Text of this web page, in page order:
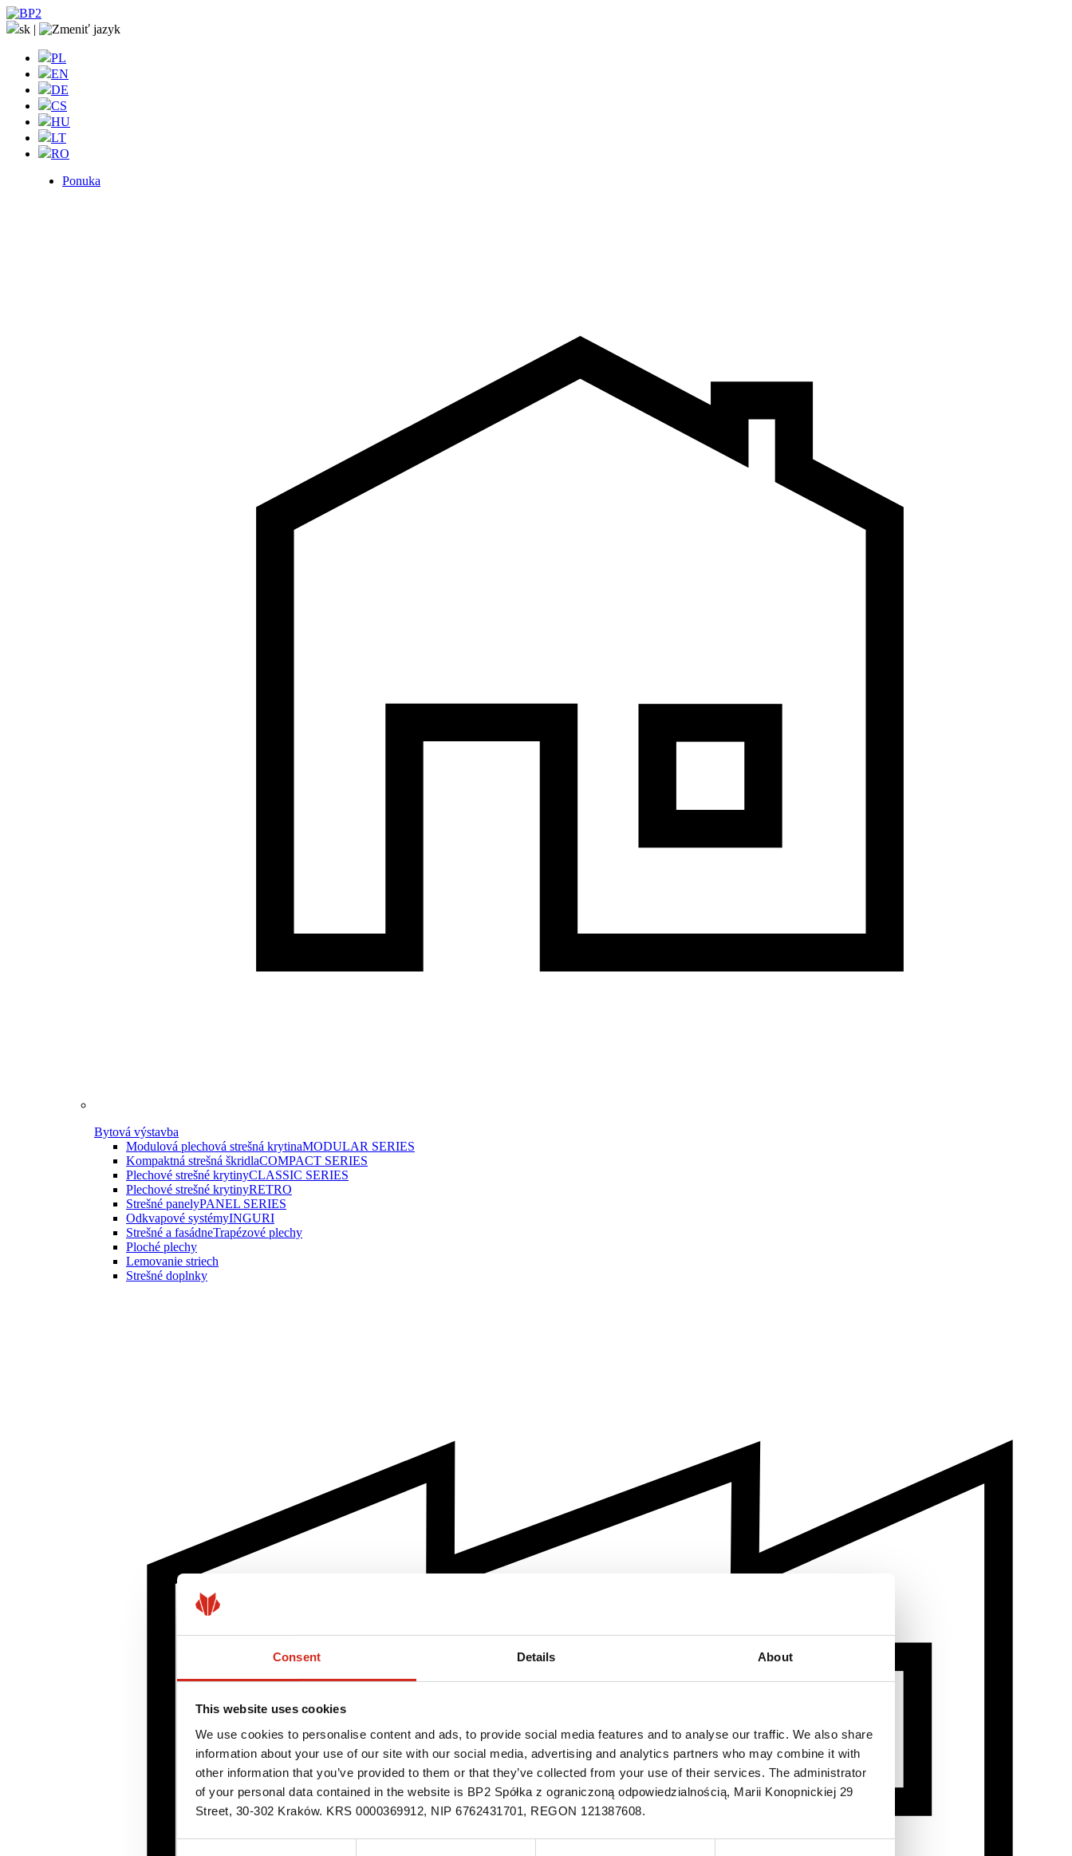
Consent Details About
This website uses cookies
We use cookies to personalise content and ads, to provide social media features and to analyse our traffic. We also share
information about your use of our site with our social media, advertising and analytics partners who may combine it with
other information that you’ve provided to them or that they’ve collected from your use of their services. The administrator
of your personal data contained in the website is BP2 Spółka z ograniczoną odpowiedzialnością, Marii Konopnickiej 29
Street, 30-302 Kraków. KRS 0000369912, NIP 6762431701, REGON 121387608.
sk |
PL
EN
DE
CS
HU
LT
RO
Ponuka
Bytová výstavba
Modulová plechová strešná krytinaMODULAR SERIES
Kompaktná strešná škridlaCOMPACT SERIES
Plechové strešné krytinyCLASSIC SERIES
Plechové strešné krytinyRETRO
Strešné panelyPANEL SERIES
Odkvapové systémyINGURI
Strešné a fasádneTrapézové plechy
Ploché plechy
Lemovanie striech
Strešné doplnky